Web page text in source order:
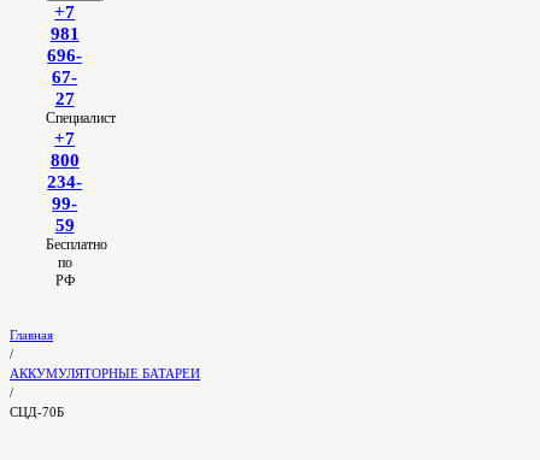
+7
981
696-
67-
27
Специалист
+7
800
234-
99-
59
Бесплатно
по
РФ
Главная
/
АККУМУЛЯТОРНЫЕ БАТАРЕИ
/
СЦД-70Б